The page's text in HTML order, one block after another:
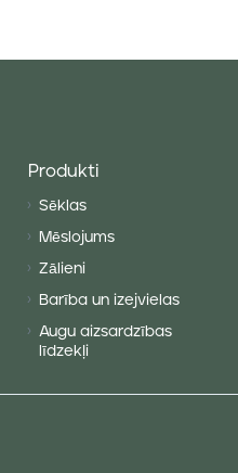
Produkti
Sēklas
Mēslojums
Zālieni
Barība un izejvielas
Augu aizsardzības
līdzekļi